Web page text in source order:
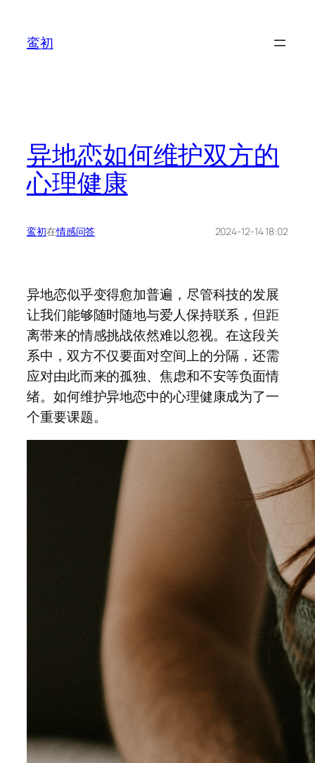
鸾初
异地恋如何维护双方的
心理健康
鸾初在情感问答 2024-12-14 18:02
异地恋似乎变得愈加普遍，尽管科技的发展
让我们能够随时随地与爱人保持联系，但距
离带来的情感挑战依然难以忽视。在这段关
系中，双方不仅要面对空间上的分隔，还需
应对由此而来的孤独、焦虑和不安等负面情
绪。如何维护异地恋中的心理健康成为了一
个重要课题。